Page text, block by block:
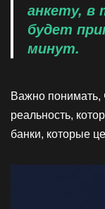
анкету, в
будет
минут.
Важно понимать,
реальность,
банки, которые